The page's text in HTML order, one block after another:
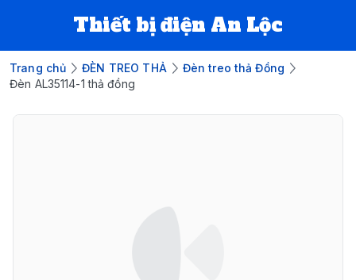
Thiết bị điện An Lộc
Trang chủ ĐÈN TREO THẢ
Đèn treo thả Đồng
Đèn AL35114-1 thả đồng